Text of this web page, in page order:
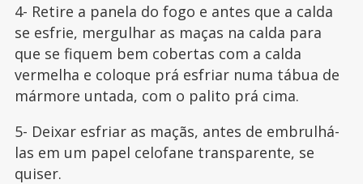
4- Retire a panela do fogo e antes que a calda
se esfrie, mergulhar as maças na calda para
que se fiquem bem cobertas com a calda
vermelha e coloque prá esfriar numa tábua de
mármore untada, com o palito prá cima.
5- Deixar esfriar as maçãs, antes de embrulhá-
las em um papel celofane transparente, se
quiser.